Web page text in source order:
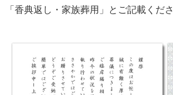
「香典返し・家族葬用」とご記載くださ